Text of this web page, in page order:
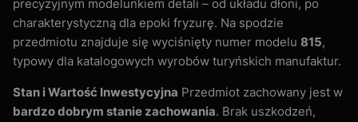
precyzyjnym modelunkiem detali – od układu dłoni, po
charakterystyczną dla epoki fryzurę. Na spodzie
przedmiotu znajduje się wyciśnięty numer modelu 815,
typowy dla katalogowych wyrobów turyńskich manufaktur.
Stan i Wartość Inwestycyjna Przedmiot zachowany jest w
bardzo dobrym stanie zachowania. Brak uszkodzeń,